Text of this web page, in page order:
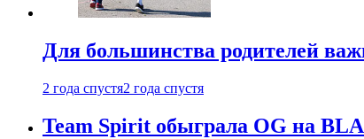
Для большинства родителей
2 года спустя2 года спустя
Team Spirit обыграла OG на